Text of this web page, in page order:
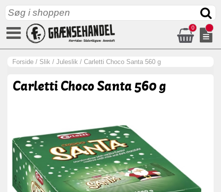
0
Forside / Slik / Juleslik / Carletti Choco Santa 560 g
Carletti Choco Santa 560 g